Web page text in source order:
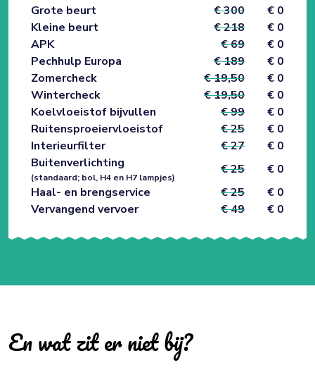
Grote beurt € 300
€ 0
Kleine beurt
€ 218
€ 0
APK
€ 69
€ 0
Pechhulp Europa
€ 189
€ 0
Zomercheck
€ 19,50
€ 0
Wintercheck
€ 19,50
€ 0
Koelvloeistof bijvullen
€ 99
€ 0
Ruitensproeiervloeistof
€ 25
€ 0
Interieurfilter
€ 27
€ 0
Buitenverlichting
(standaard; bol, H4 en H7 lampjes)
€ 25
€ 0
Haal- en brengservice
€ 25
€ 0
Vervangend vervoer
€ 49 € 0
En wat zit er niet bij?